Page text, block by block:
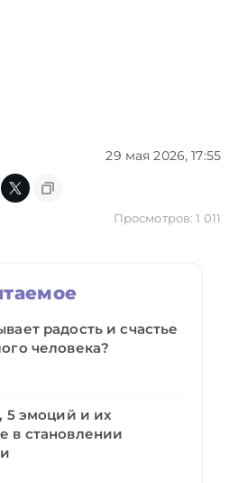
29 мая 2026, 17:55
Просмотров: 1 011
радость и счастье
человека?
5 эмоций и их
в становлении